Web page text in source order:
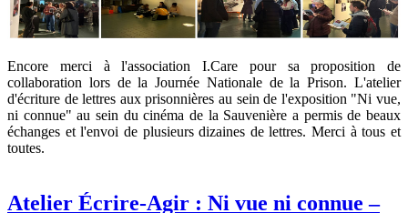
Encore merci à l'association I.Care pour sa proposition de
collaboration lors de la Journée Nationale de la Prison. L'atelier
d'écriture de lettres aux prisonnières au sein de l'exposition "Ni vue,
ni connue" au sein du cinéma de la Sauvenière a permis de beaux
échanges et l'envoi de plusieurs dizaines de lettres. Merci à tous et
toutes.
Atelier Écrire-Agir : Ni vue ni connue –